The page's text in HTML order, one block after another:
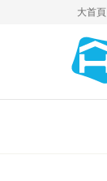
大首頁